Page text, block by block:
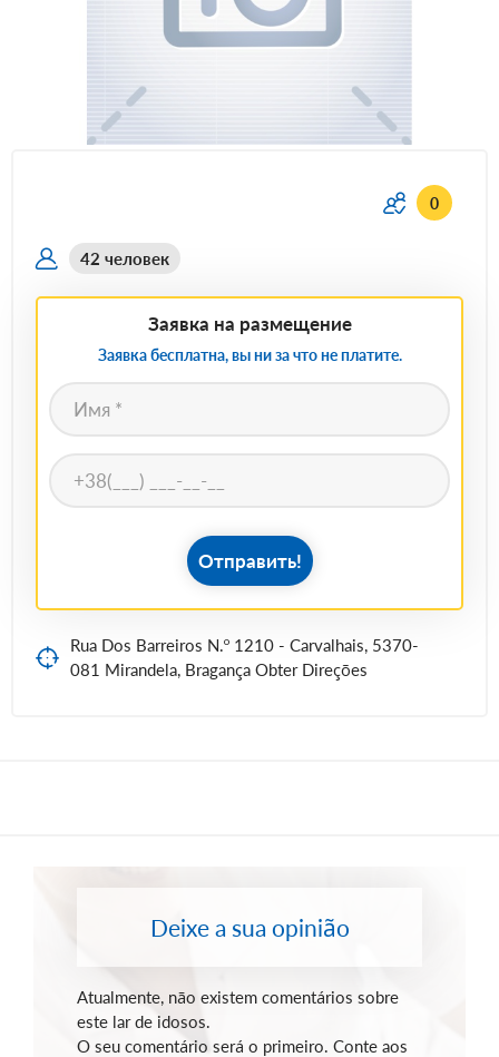
0
42 человек
Заявка на размещение
Заявка бесплатна, вы ни за что не платите.
Отправить!
Rua Dos Barreiros N.º 1210 - Carvalhais, 5370-
081 Mirandela, Bragança Obter Direções
Deixe a sua opinião
Atualmente, não existem comentários sobre
este lar de idosos.
O seu comentário será o primeiro. Conte aos